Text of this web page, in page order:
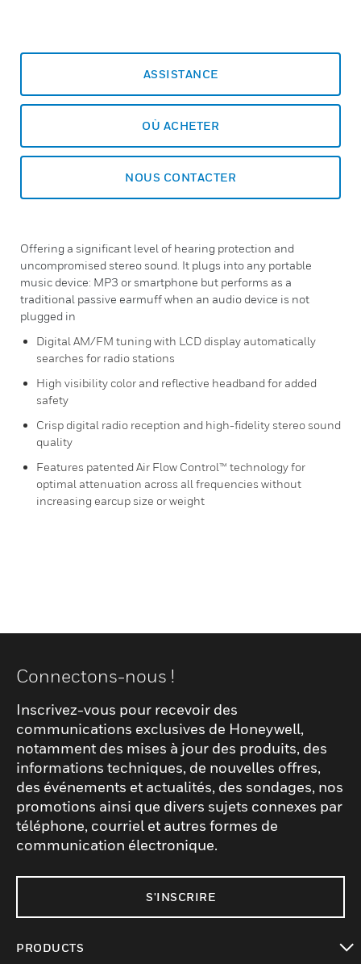
ASSISTANCE
OÙ ACHETER
NOUS CONTACTER
Offering a significant level of hearing protection and
uncompromised stereo sound. It plugs into any portable
music device: MP3 or smartphone but performs as a
traditional passive earmuff when an audio device is not
plugged in
Digital AM/FM tuning with LCD display automatically
searches for radio stations
High visibility color and reflective headband for added
safety
Crisp digital radio reception and high-fidelity stereo sound
quality
Features patented Air Flow Control™ technology for
optimal attenuation across all frequencies without
increasing earcup size or weight
Connectons-nous !
Inscrivez-vous pour recevoir des
communications exclusives de Honeywell,
notamment des mises à jour des produits, des
informations techniques, de nouvelles offres,
des événements et actualités, des sondages, nos
promotions ainsi que divers sujets connexes par
téléphone, courriel et autres formes de
communication électronique.
S'INSCRIRE
PRODUCTS